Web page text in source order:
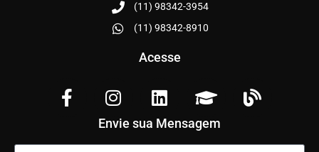
(11) 98342-3954
(11) 98342-8910
Acesse
Envie sua Mensagem